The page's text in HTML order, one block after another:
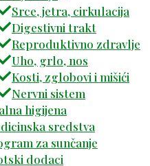
Srce, jetra, cirkulacija
Digestivni trakt
Reproduktivno zdravlje
Uho, grlo, nos
Kosti, zglobovi i mišići
Nervni sistem
higijena
sredstva
za sunčanje
dodaci